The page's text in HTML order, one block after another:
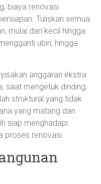
biaya renovasi
Tuliskan semua
mulai dari kecil hingga
ubin, hingga
anggaran ekstra
saat mengetuk dinding,
struktural yang tidak
yang matang dan
siap menghadapi
proses renovasi.